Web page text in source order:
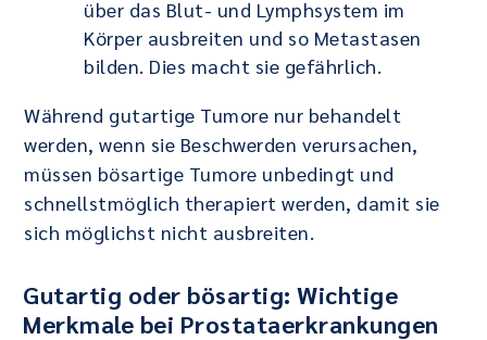
über das Blut- und Lymphsystem im
Körper ausbreiten und so Metastasen
bilden. Dies macht sie gefährlich.
Während gutartige Tumore nur behandelt
werden, wenn sie Beschwerden verursachen,
müssen bösartige Tumore unbedingt und
schnellstmöglich therapiert werden, damit sie
sich möglichst nicht ausbreiten.
Gutartig oder bösartig: Wichtige
Merkmale bei Prostataerkrankungen